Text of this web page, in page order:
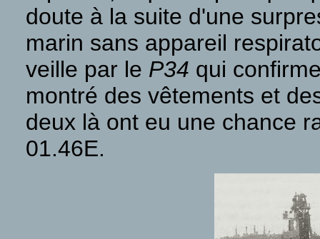
doute à la suite d'une
marin sans appareil
veille par le P34 qui
montré des vêtements et
deux là ont eu une chance
01.46E.